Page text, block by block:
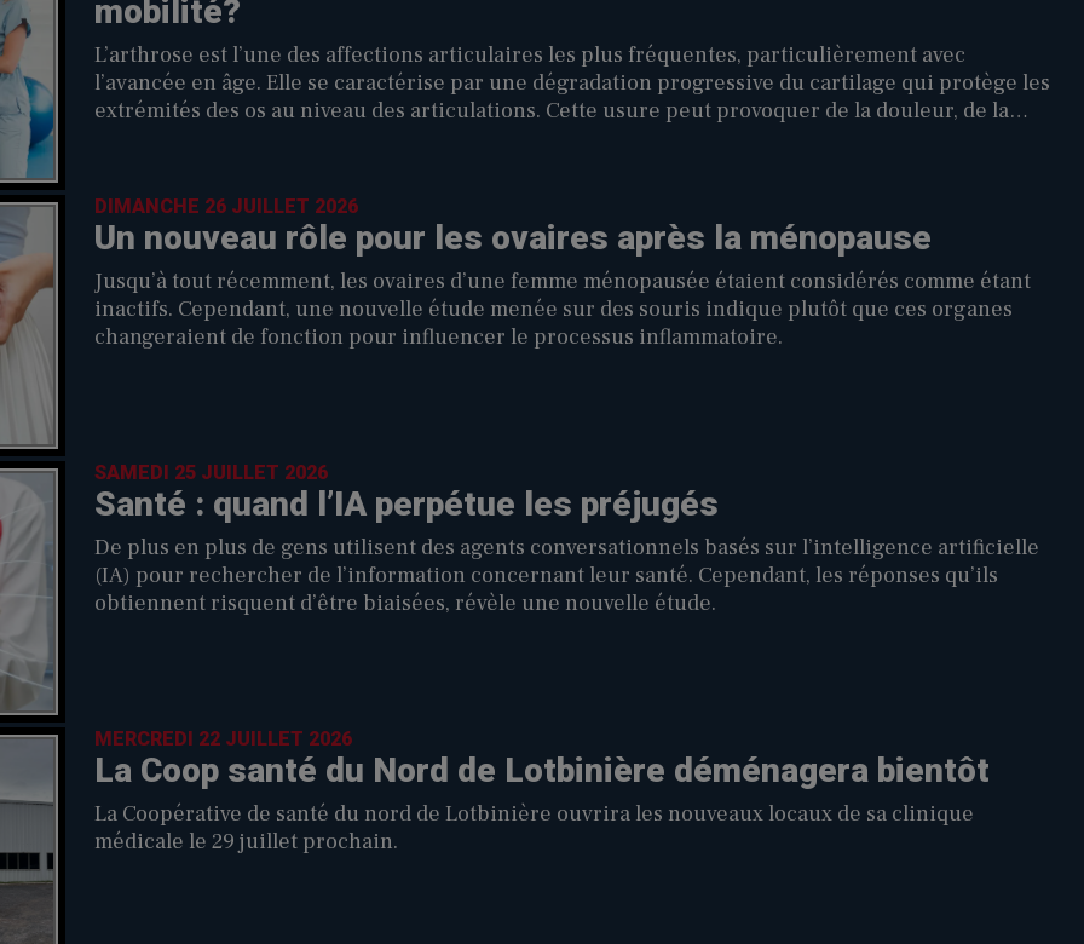
mobilité?
L’arthrose est l’une des affections articulaires les plus fréquentes, particulièrement avec
l’avancée en âge. Elle se caractérise par une dégradation progressive du cartilage qui protège les
extrémités des os au niveau des articulations. Cette usure peut provoquer de la douleur, de la
une bonne autonomie. L’accompagnement d’un physiothérapeute permet notamment de
préserver les capacités fonctionnelles et de favoriser un mode de vie actif malgré la présence de
l’arthrose.
DIMANCHE 26 JUILLET 2026
Un nouveau rôle pour les ovaires après la ménopause
Jusqu’à tout récemment, les ovaires d’une femme ménopausée étaient considérés comme étant
inactifs. Cependant, une nouvelle étude menée sur des souris indique plutôt que ces organes
changeraient de fonction pour influencer le processus inflammatoire.
SAMEDI 25 JUILLET 2026
Santé : quand l’IA perpétue les préjugés
De plus en plus de gens utilisent des agents conversationnels basés sur l’intelligence artificielle
(IA) pour rechercher de l’information concernant leur santé. Cependant, les réponses qu’ils
obtiennent risquent d’être biaisées, révèle une nouvelle étude.
MERCREDI 22 JUILLET 2026
La Coop santé du Nord de Lotbinière déménagera bientôt
La Coopérative de santé du nord de Lotbinière ouvrira les nouveaux locaux de sa clinique
médicale le 29 juillet prochain.